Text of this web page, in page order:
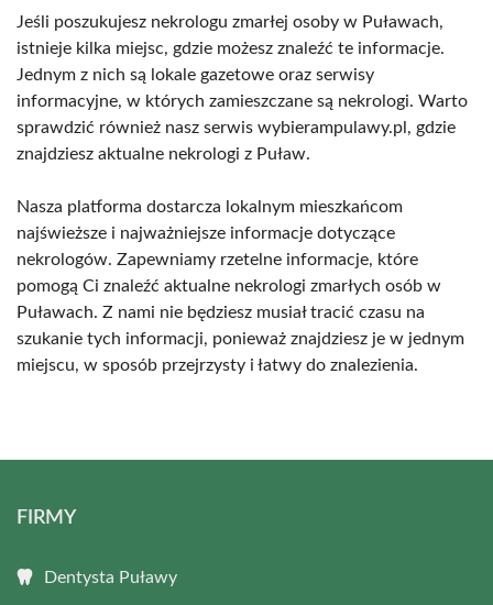
Jeśli poszukujesz nekrologu zmarłej osoby w Puławach,
istnieje kilka miejsc, gdzie możesz znaleźć te informacje.
Jednym z nich są lokale gazetowe oraz serwisy
informacyjne, w których zamieszczane są nekrologi. Warto
sprawdzić również nasz serwis wybierampulawy.pl, gdzie
znajdziesz aktualne nekrologi z Puław.
Nasza platforma dostarcza lokalnym mieszkańcom
najświeższe i najważniejsze informacje dotyczące
nekrologów. Zapewniamy rzetelne informacje, które
pomogą Ci znaleźć aktualne nekrologi zmarłych osób w
Puławach. Z nami nie będziesz musiał tracić czasu na
szukanie tych informacji, ponieważ znajdziesz je w jednym
miejscu, w sposób przejrzysty i łatwy do znalezienia.
FIRMY
Dentysta Puławy